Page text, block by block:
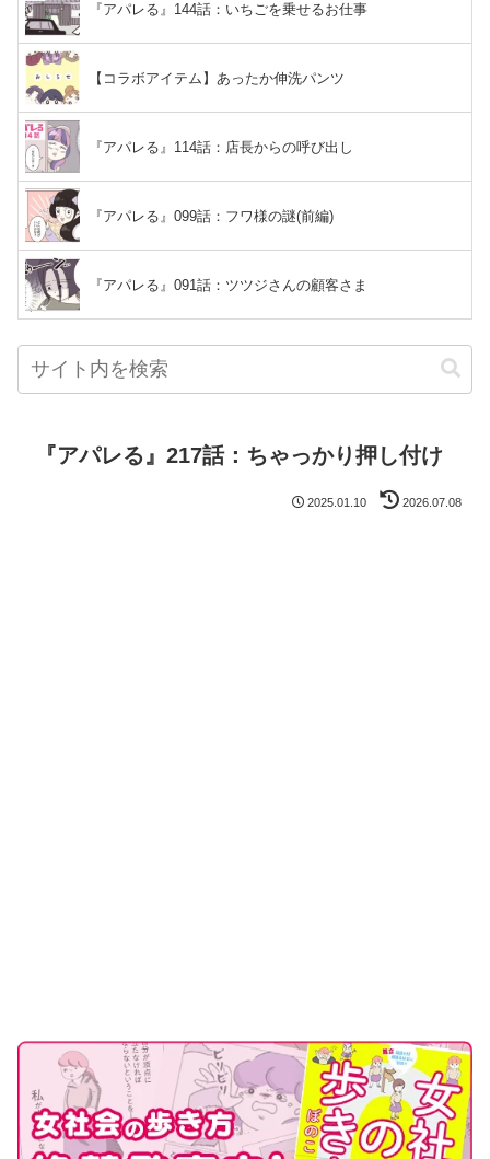
『アパレる』144話：いちごを乗せるお仕事
【コラボアイテム】あったか伸洗パンツ
『アパレる』114話：店長からの呼び出し
『アパレる』099話：フワ様の謎(前編)
『アパレる』091話：ツツジさんの顧客さま
『アパレる』217話：ちゃっかり押し付け
2025.01.10 2026.07.08